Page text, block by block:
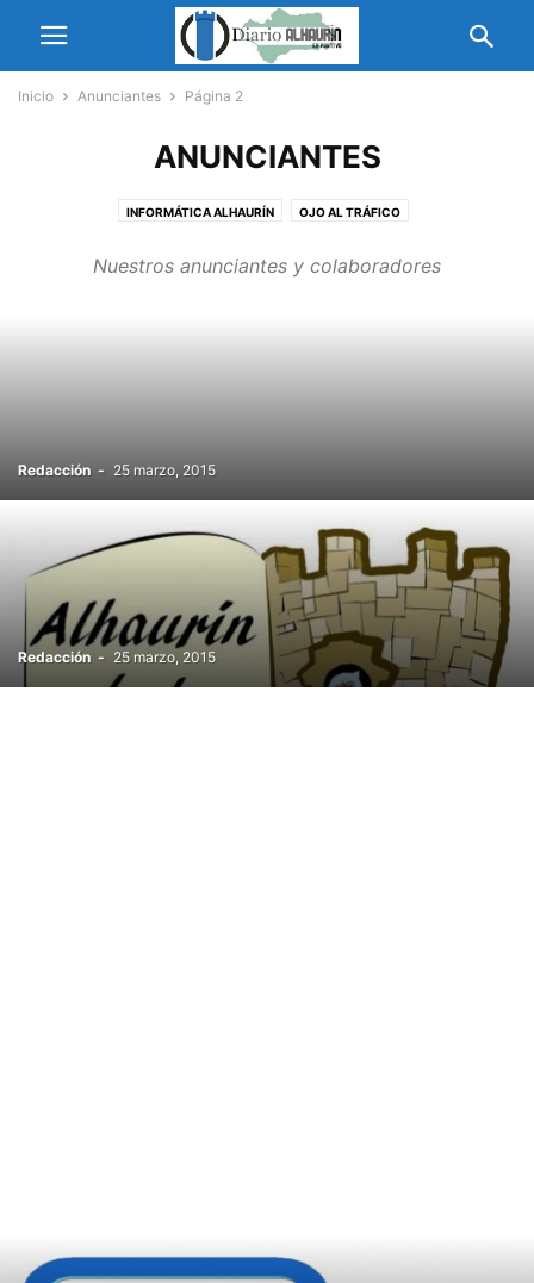
Inicio Anunciantes Página 2
ANUNCIANTES
INFORMÁTICA ALHAURÍN OJO AL TRÁFICO
Nuestros anunciantes y colaboradores
Redacción - 25 marzo, 2015
Redacción - 25 marzo, 2015